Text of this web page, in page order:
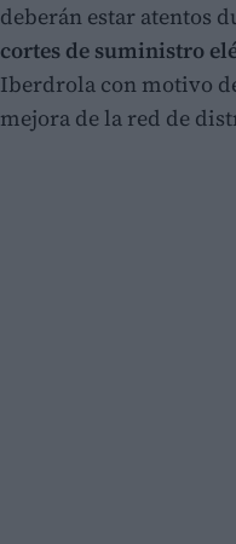
deberán estar atentos
cortes de suministro
Iberdrola con motivo
mejora de la red de